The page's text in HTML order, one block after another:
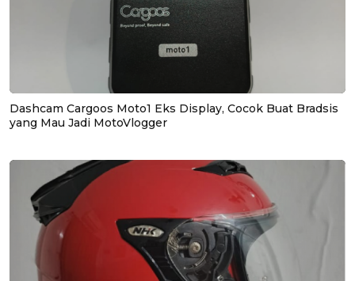
Dashcam Cargoos Moto1 Eks Display, Cocok Buat Bradsis
yang Mau Jadi MotoVlogger